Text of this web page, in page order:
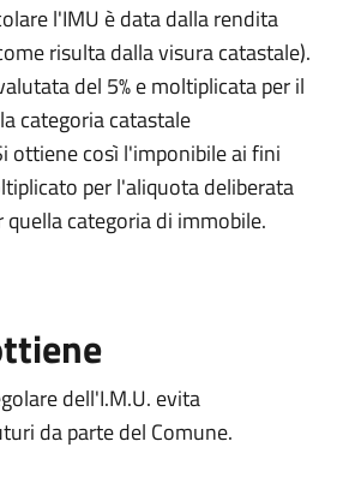
l'IMU è data dalla rendita
risulta dalla visura catastale).
del 5% e moltiplicata per il
categoria catastale
ottiene così l'imponibile ai fini
per l'aliquota deliberata
quella categoria di immobile.
dell'I.M.U. evita
da parte del Comune.